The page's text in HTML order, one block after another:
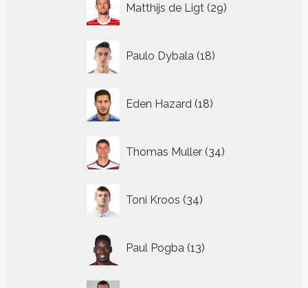
Matthijs de Ligt 29
producten
Paulo Dybala 18
producten
Eden Hazard 18
producten
Thomas Muller 34
producten
Toni Kroos 34
producten
Paul Pogba 13
producten